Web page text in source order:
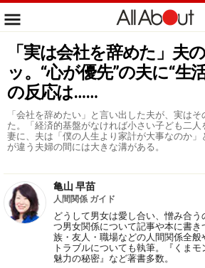
「実は会社を辞めた」夫
ッ。“心が優先”の夫に“生
の反応は……
「会社を辞めたい」と言い出した夫が、実は
た。「経済的基盤がなければ小さい子ども二人
妻に、夫は「僕の人生より家計が大事なのか
が違う夫婦の間には大きな溝がある。
亀山 早苗
人間関係 ガイド
どうして男女は愛し合い、憎み合
つ男女関係について記事や本に書き
族・友人・職場などの人間関係全
トラブルについても執筆。『くま
魅力の秘密』など著書多数。